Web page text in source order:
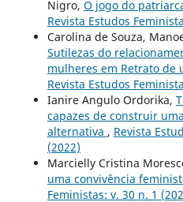
Nigro, O jogo do
Revista Estudos
Carolina de Souza,
Sutilezas do
mulheres em Retrato de
Revista Estudos
Ianire Angulo Ordorika,
capazes de construir
alternativa , Revista
(2022)
Marcielly Cristina
uma convivência
Feministas: v. 30 n. 1